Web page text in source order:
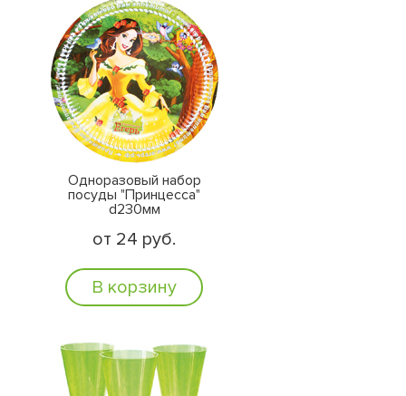
Одноразовый набор
посуды "Принцесса"
d230мм
от 24 руб.
В корзину